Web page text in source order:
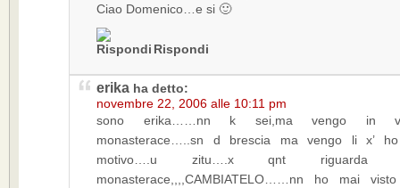
Ciao Domenico…e si 🙂
Rispondi
erika ha detto:
novembre 22, 2006 alle 10:11 pm
sono erika……nn k sei,ma vengo in
monasterace…..sn d brescia ma vengo li x’
motivo….u zitu….x qnt
monasterace,,,,CAMBIATELO……nn ho mai